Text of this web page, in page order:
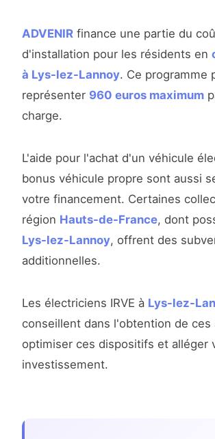
ADVENIR finance une partie du
d'installation pour les résidents en
à Lys-lez-Lannoy. Ce programme
représenter 960 euros maximum
charge.
L'aide pour l'achat d'un véhicule
bonus véhicule propre sont aussi
votre financement. Certaines
région Hauts-de-France, dont
Lys-lez-Lannoy, offrent des
additionnelles.
Les électriciens IRVE à Lys-lez-
conseillent dans l'obtention de ces
optimiser ces dispositifs et alléger
investissement.